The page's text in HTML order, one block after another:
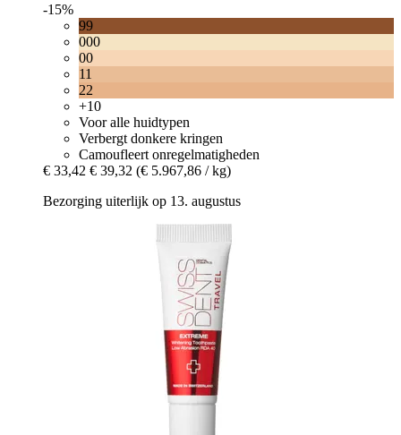
-15%
99
000
00
11
22
+10
Voor alle huidtypen
Verbergt donkere kringen
Camoufleert onregelmatigheden
€ 33,42 € 39,32 (€ 5.967,86 / kg)
Bezorging uiterlijk op 13. augustus